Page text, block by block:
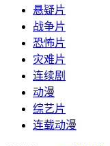
悬疑片
战争片
恐怖片
灾难片
连续剧
动漫
综艺片
连载动漫